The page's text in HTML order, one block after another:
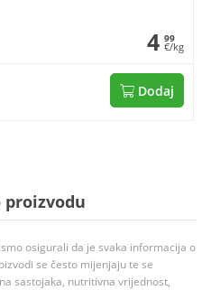
4 99
€/kg
Dodaj
osigurali da je svaka informacija o
se često mijenjaju te se
sastojaka, nutritivna vrijednost,